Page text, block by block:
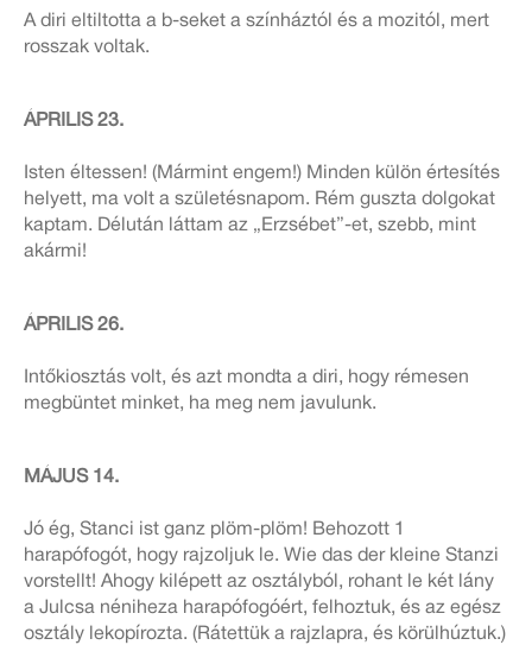
A diri eltiltotta a b-seket a színháztól és a mozitól, mert
rosszak voltak.
ÁPRILIS 23.
Isten éltessen! (Mármint engem!) Minden külön értesítés
helyett, ma volt a születésnapom. Rém guszta dolgokat
kaptam. Délután láttam az „Erzsébet”-et, szebb, mint
akármi!
ÁPRILIS 26.
Intőkiosztás volt, és azt mondta a diri, hogy rémesen
megbüntet minket, ha meg nem javulunk.
MÁJUS 14.
Jó ég, Stanci ist ganz plöm-plöm! Behozott 1
harapófogót, hogy rajzoljuk le. Wie das der kleine Stanzi
vorstellt! Ahogy kilépett az osztályból, rohant le két lány
a Julcsa néniheza harapófogóért, felhoztuk, és az egész
osztály lekopírozta. (Rátettük a rajzlapra, és körülhúztuk.)